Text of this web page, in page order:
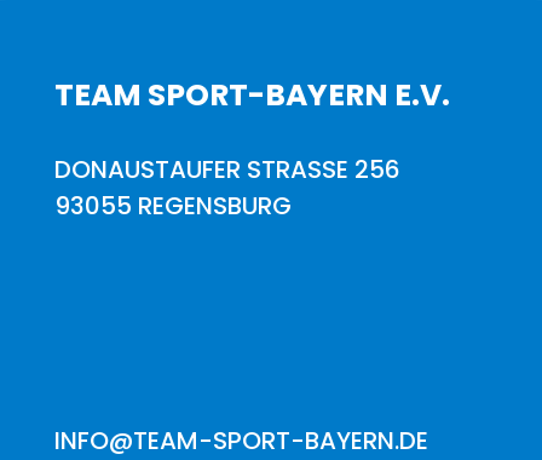
TEAM SPORT-BAYERN E.V.
DONAUSTAUFER STRASSE 256
93055 REGENSBURG
INFO@TEAM-SPORT-BAYERN.DE